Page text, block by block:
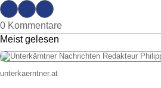
0 Kommentare
Meist gelesen
unterkaerntner.at